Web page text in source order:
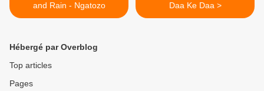
and Rain - Ngatozo
Daa Ke Daa >
Hébergé par Overblog
Top articles
Pages